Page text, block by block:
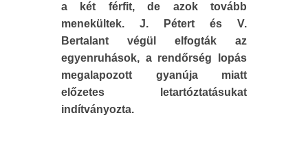
a két férfit, de azok tovább
menekültek. J. Pétert és V.
Bertalant végül elfogták az
egyenruhások, a rendőrség lopás
megalapozott gyanúja miatt
előzetes letartóztatásukat
indítványozta.